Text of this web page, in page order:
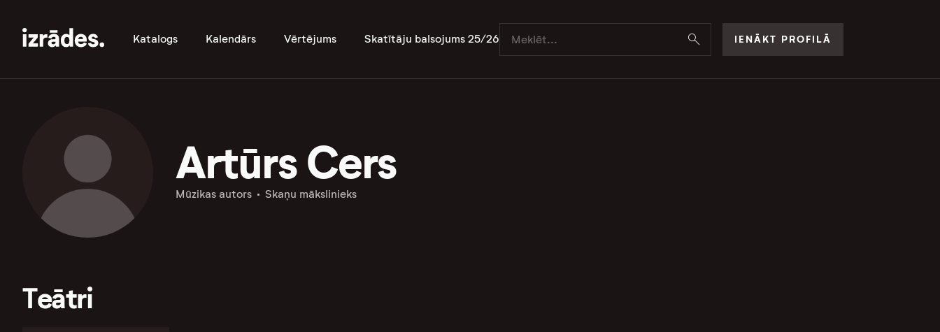
Katalogs Kalendārs Vērtējums Skatītāju balsojums 25/26 IENĀKT PROFILĀ
Artūrs Cers
Mūzikas autors Skaņu mākslinieks
Teātri